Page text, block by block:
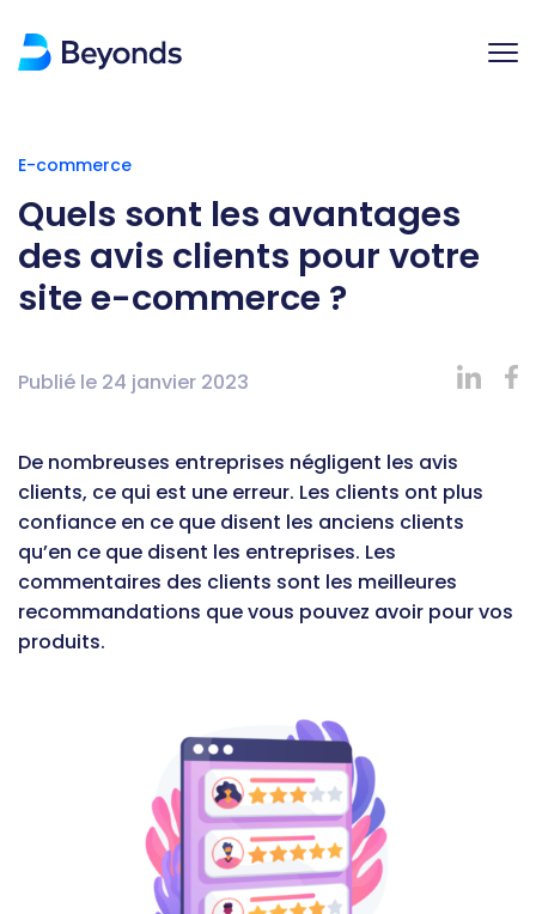
E-commerce
Quels sont les avantages
des avis clients pour votre
site e-commerce ?
Publié le 24 janvier 2023
De nombreuses entreprises négligent les avis
clients, ce qui est une erreur. Les clients ont plus
confiance en ce que disent les anciens clients
qu’en ce que disent les entreprises. Les
commentaires des clients sont les meilleures
recommandations que vous pouvez avoir pour vos
produits.